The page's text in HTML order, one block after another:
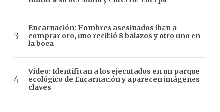
Encarnación: Hombres asesinados iban a
comprar oro, uno recibió 8 balazos y otro uno en
la boca
Video: Identifican a los ejecutados en un parque
ecológico de Encarnación y aparecen imágenes
claves